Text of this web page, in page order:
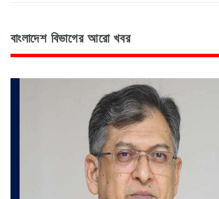
বাংলাদেশ বিভাগের আরো খবর